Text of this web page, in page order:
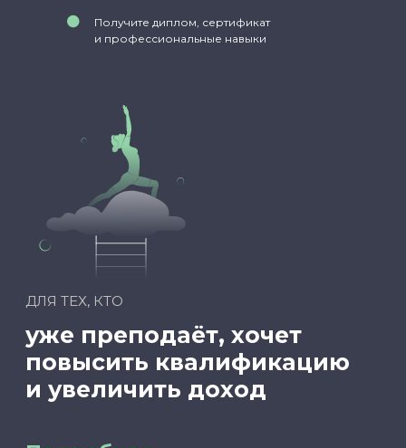
Получите диплом, сертификат
и профессиональные навыки